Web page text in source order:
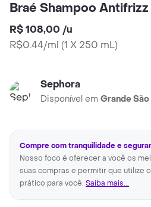
Braé Shampoo
R$ 108,00 /u
R$0.44/ml (1 X 250 mL)
Sephora
Disponível em Grande
Compre com tranquilidade e
Nosso foco é oferecer a você os
suas compras e permitir que utilize
prático para você. Saiba mais...